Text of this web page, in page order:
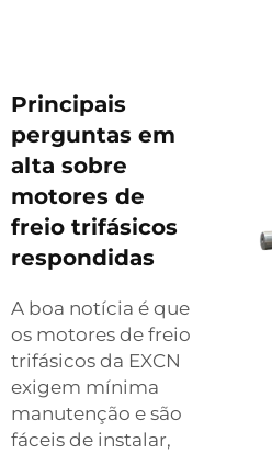
Principais
perguntas em
alta sobre
motores de
freio trifásicos
respondidas
A boa notícia é que
os motores de freio
trifásicos da EXCN
exigem mínima
manutenção e são
fáceis de instalar,